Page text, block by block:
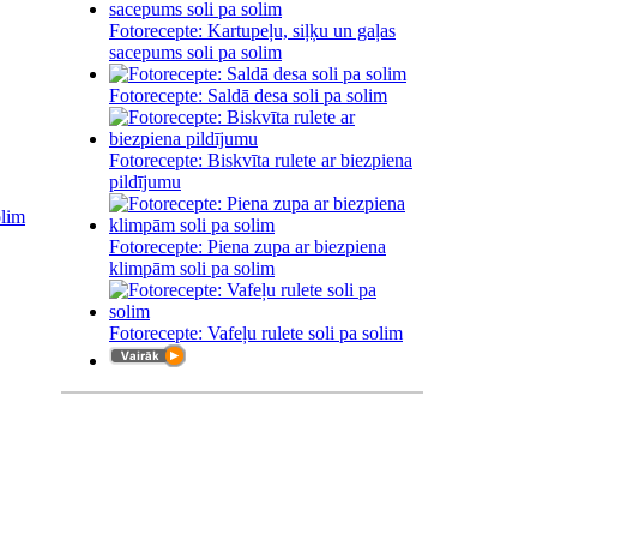
Fotorecepte: Kartupeļu, siļķu un gaļas
sacepums soli pa solim
Fotorecepte: Saldā desa soli pa solim
Fotorecepte: Biskvīta rulete ar biezpiena
pildījumu
Fotorecepte: Piena zupa ar biezpiena
klimpām soli pa solim
Fotorecepte: Vafeļu rulete soli pa solim